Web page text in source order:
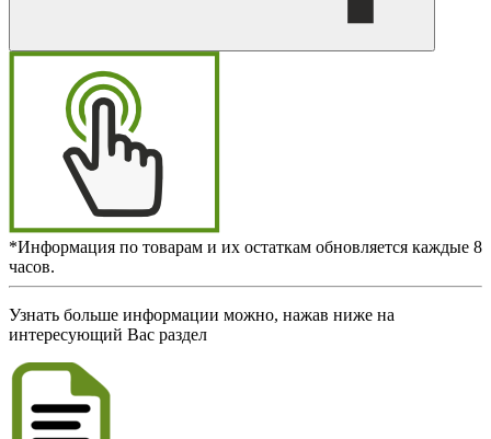
*Информация по товарам и их остаткам обновляется каждые 8
часов.
Узнать больше информации можно, нажав ниже на
интересующий Вас раздел